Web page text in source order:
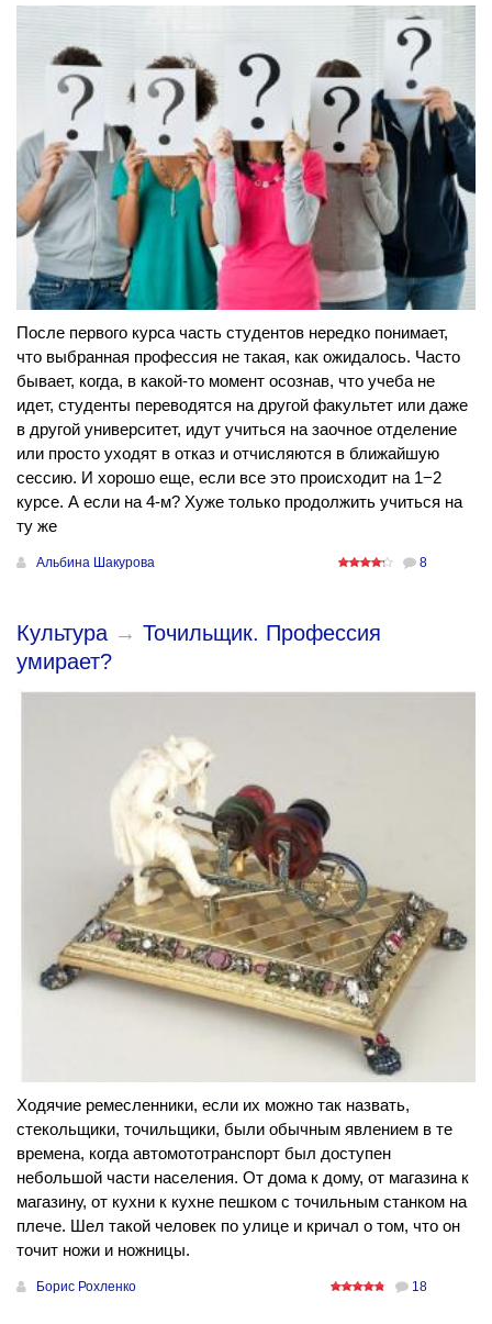
После первого курса часть студентов нередко понимает,
что выбранная профессия не такая, как ожидалось. Часто
бывает, когда, в какой-то момент осознав, что учеба не
идет, студенты переводятся на другой факультет или даже
в другой университет, идут учиться на заочное отделение
или просто уходят в отказ и отчисляются в ближайшую
сессию. И хорошо еще, если все это происходит на 1−2
курсе. А если на 4-м? Хуже только продолжить учиться на
ту же
Альбина Шакурова 8
Культура → Точильщик. Профессия
умирает?
Ходячие ремесленники, если их можно так назвать,
стекольщики, точильщики, были обычным явлением в те
времена, когда автомототранспорт был доступен
небольшой части населения. От дома к дому, от магазина к
магазину, от кухни к кухне пешком с точильным станком на
плече. Шел такой человек по улице и кричал о том, что он
точит ножи и ножницы.
Борис Рохленко 18